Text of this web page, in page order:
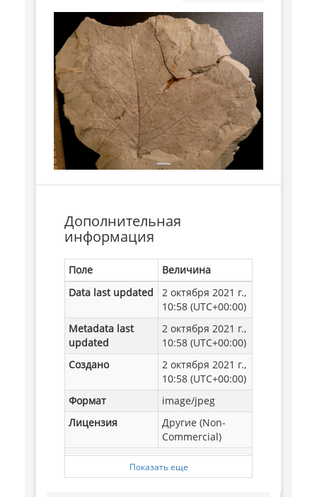
Дополнительная
информация
Поле
Величина
Data last updated
2 октября 2021 г.,
10:58 (UTC+00:00)
Metadata last
updated
2 октября 2021 г.,
10:58 (UTC+00:00)
Создано
2 октября 2021 г.,
10:58 (UTC+00:00)
Формат
image/jpeg
Лицензия
Другие (Non-
Commercial)
Показать еще